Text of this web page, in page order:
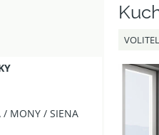
/ MONY / SIENA